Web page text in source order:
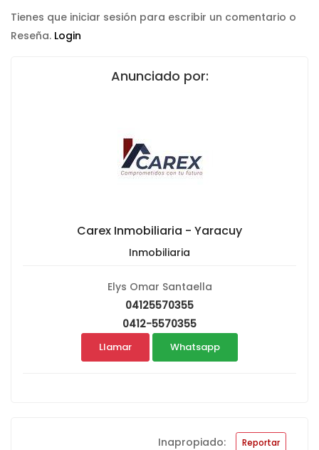
Tienes que iniciar sesión para escribir un comentario o
Reseña. Login
Anunciado por:
Carex Inmobiliaria - Yaracuy
Inmobiliaria
Elys Omar Santaella
04125570355
0412-5570355
Llamar Whatsapp
Inapropiado: Reportar